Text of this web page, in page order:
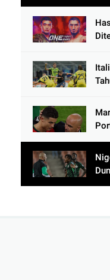
Ronaldo usai
Lutut
di